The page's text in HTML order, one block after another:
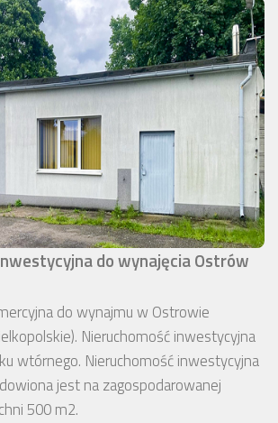
do wynajęcia Ostrów
do wynajmu w Ostrowie
Nieruchomość inwestycyjna
wtórnego. Nieruchomość inwestycyjna
jest na zagospodarowanej
500 m2.